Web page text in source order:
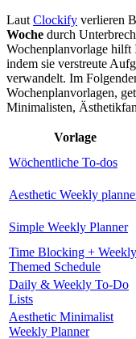
Laut Clockify verlieren
Woche durch
Wochenplanvorlage hilft
indem sie verstreute
verwandelt. Im
Wochenplanvorlagen,
Minimalisten,
Vorlage
Wöchentliche To-dos
Aesthetic Weekly
Simple Weekly Planner
Time Blocking + Weekly
Themed Schedule
Daily & Weekly To-Do
Lists
Aesthetic Minimalist
Weekly Planner